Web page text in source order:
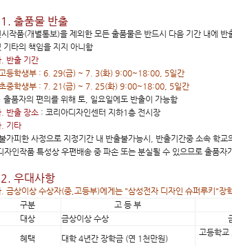
출품물 반출
작품(개별통보)을 제외한 모든 출품물은 반드시 다음 기간 내에
기타의 책임을 지지 아니함
반출 기간
등학생부 : 6. 29(금) ~ 7. 3(화) 9:00~18:00, 5일간
중학생부 : 7. 21(금) ~ 7. 25(화) 9:00~18:00, 5일간
품자의 편의를 위해 토, 일요일에도 반출이 가능함
반출 장소: 코리아디자인센터 지하1층 전시장
기타
가피한 사정으로 지정기간 내 반출불가능시, 반출기간중 소속 학교
자인작품 특성상 우편배송 중 파손 또는 분실될 수 있으므로 출품
우대사항
금상이상 수상자(중,고등부)에게는 "삼성전자 디자인 슈퍼루키"장
구분
고 등 부
대상
금상이상 수상
혜택 대학 4년간 장학금 (연 1천만원)
고등학교